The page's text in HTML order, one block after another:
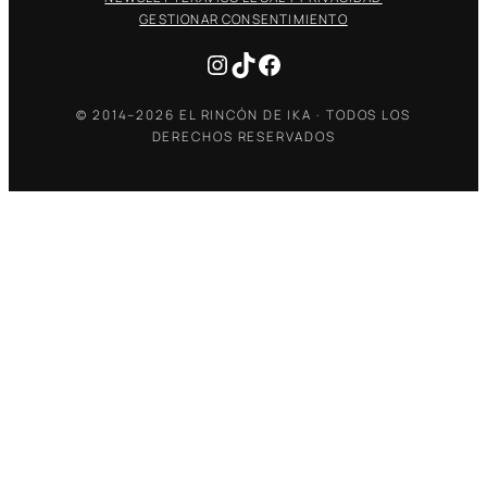
GESTIONAR CONSENTIMIENTO
Instagram
TikTokFacebook
© 2014–2026 EL RINCÓN DE IKA · TODOS LOS
DERECHOS RESERVADOS